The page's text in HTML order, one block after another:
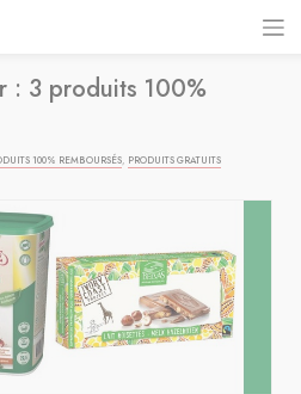
: 3 produits 100%
100% REMBOURSÉS, PRODUITS GRATUITS